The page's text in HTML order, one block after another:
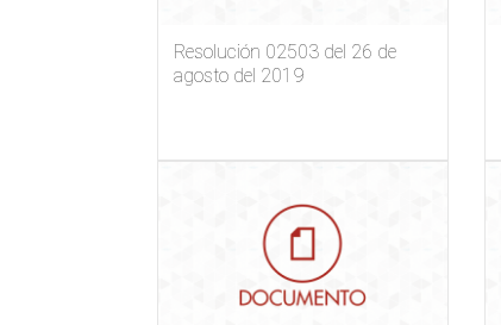
Resolución 02503 del 26 de
agosto del 2019